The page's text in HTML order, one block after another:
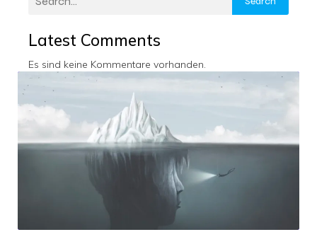
Latest Comments
Es sind keine Kommentare vorhanden.